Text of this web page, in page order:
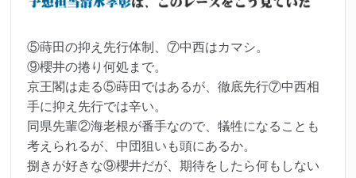
⑤蒔田の抑え先行体制、⑦中西はカマシ。
⑨櫻井の捲り何処まで。
京王閣は走る⑤蒔田ではあるが、徹底先行⑦中西相
手に抑え先行では辛い。
同県先輩②海老根が番手なので、犠牲になることも
考えられるが、中団狙いも頭にあるか。
捌きが好きな⑨櫻井だが、期待をしたら何もしない